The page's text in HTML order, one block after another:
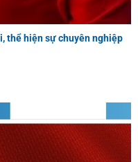
thể hiện sự chuyên nghiệp